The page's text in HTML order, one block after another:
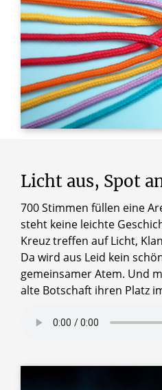
Licht aus, Spot
700 Stimmen füllen eine
steht keine leichte
Kreuz treffen auf Licht,
Da wird aus Leid kein
gemeinsamer Atem. Und
alte Botschaft ihren Platz